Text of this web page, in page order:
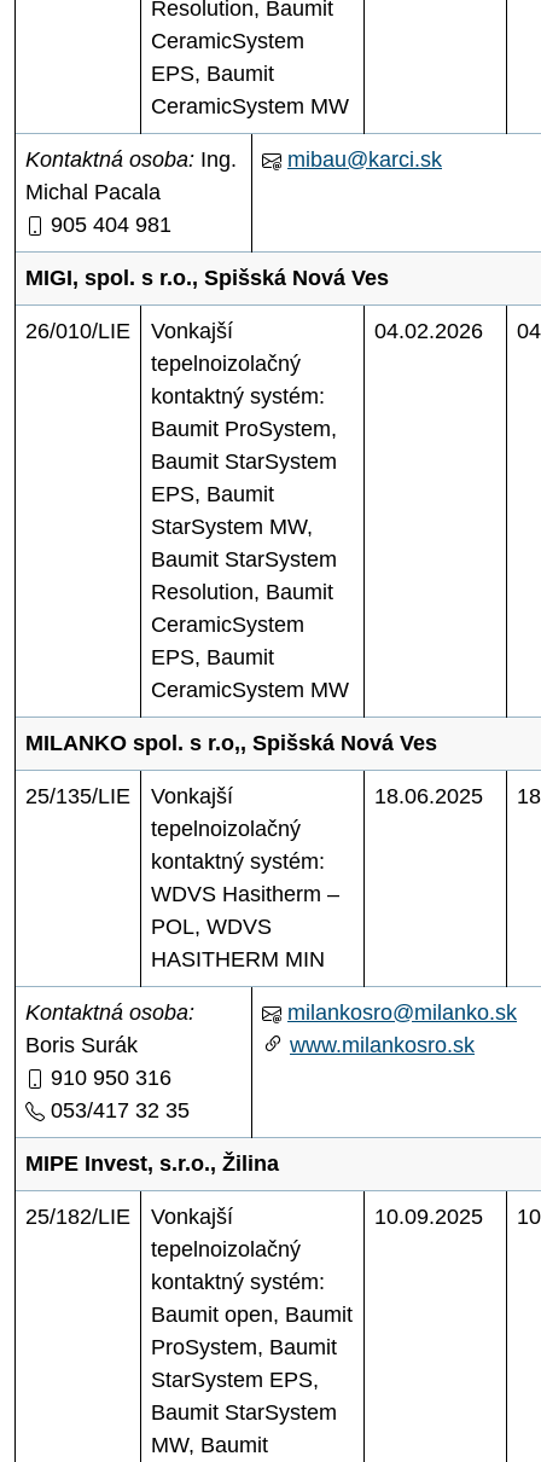
Resolution, Baumit
CeramicSystem
EPS, Baumit
CeramicSystem MW
Kontaktná osoba: Ing.
Michal Pacala
905 404 981
mibau@karci.sk
MIGI, spol. s r.o., Spišská Nová Ves
26/010/LIE
Vonkajší
tepelnoizolačný
kontaktný systém:
Baumit ProSystem,
Baumit StarSystem
EPS, Baumit
StarSystem MW,
Baumit StarSystem
Resolution, Baumit
CeramicSystem
EPS, Baumit
CeramicSystem MW
04.02.2026
MILANKO spol. s r.o,, Spišská Nová Ves
25/135/LIE
Vonkajší
tepelnoizolačný
kontaktný systém:
WDVS Hasitherm –
POL, WDVS
HASITHERM MIN
18.06.2025
Kontaktná osoba:
Boris Surák
910 950 316
053/417 32 35
milankosro@milanko.sk
www.milankosro.sk
MIPE Invest, s.r.o., Žilina
25/182/LIE
Vonkajší
tepelnoizolačný
kontaktný systém:
Baumit open, Baumit
ProSystem, Baumit
StarSystem EPS,
Baumit StarSystem
MW, Baumit
10.09.2025